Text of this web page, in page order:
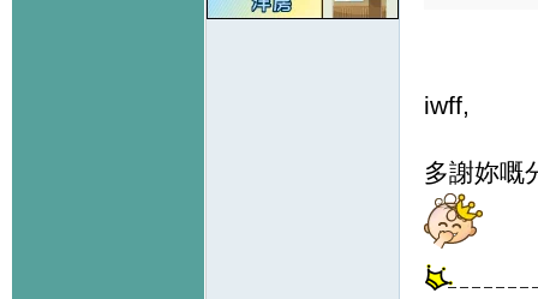
iwff,
多謝妳嘅